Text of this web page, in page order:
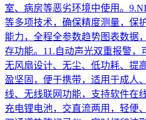
室、病房等恶劣环境中使用。
等多项技术，确保精度测量，保
能力，全程全参数趋势图表数据
存功能。11.自动声光双重报警，
无风扇设计、无尘、低功耗、提
盈坚固，便于携带，适用于成人
线、无线联网功能，支持软件在
充电锂电池，交直流两用，轻便